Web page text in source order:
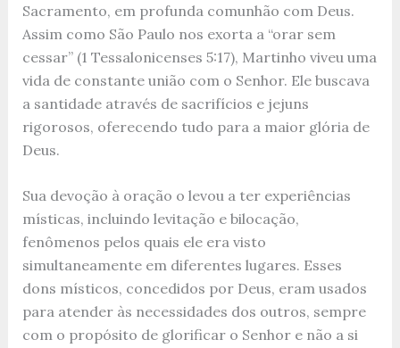
Sacramento, em profunda comunhão com Deus.
Assim como São Paulo nos exorta a “orar sem
cessar” (1 Tessalonicenses 5:17), Martinho viveu uma
vida de constante união com o Senhor. Ele buscava
a santidade através de sacrifícios e jejuns
rigorosos, oferecendo tudo para a maior glória de
Deus.
Sua devoção à oração o levou a ter experiências
místicas, incluindo levitação e bilocação,
fenômenos pelos quais ele era visto
simultaneamente em diferentes lugares. Esses
dons místicos, concedidos por Deus, eram usados
para atender às necessidades dos outros, sempre
com o propósito de glorificar o Senhor e não a si